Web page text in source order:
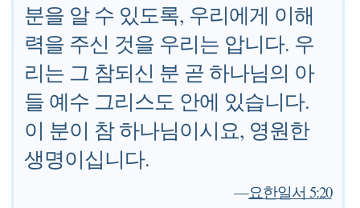
분을 알 수 있도록, 우리에게 이해
력을 주신 것을 우리는 압니다. 우
리는 그 참되신 분 곧 하나님의 아
들 예수 그리스도 안에 있습니다.
이 분이 참 하나님이시요, 영원한
생명이십니다.
—요한일서 5:20